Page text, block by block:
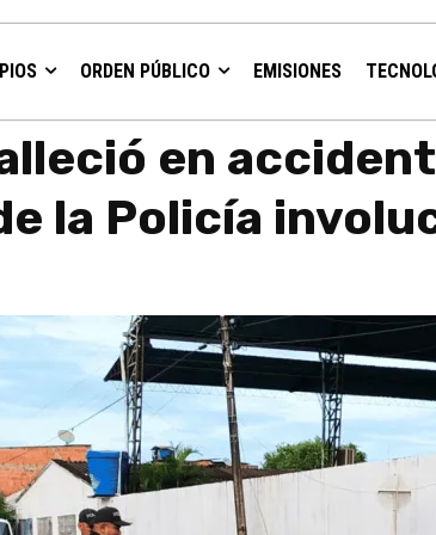
ORDEN PÚBLICO EMISIONES
en
la Policía